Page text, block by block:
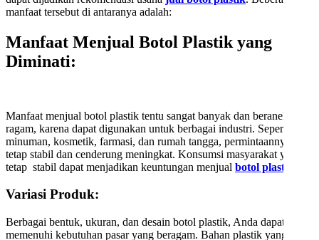
manfaat tersebut di antaranya adalah:
Manfaat Menjual Botol Plastik yang
Diminati:
Manfaat menjual botol plastik tentu sangat banyak dan beraneka
ragam, karena dapat digunakan untuk berbagai industri. Seperti
minuman, kosmetik, farmasi, dan rumah tangga, permintaannya
tetap stabil dan cenderung meningkat. Konsumsi masyarakat yang
tetap stabil dapat menjadikan keuntungan menjual botol plastik
Variasi Produk:
Berbagai bentuk, ukuran, dan desain botol plastik, Anda dapat
memenuhi kebutuhan pasar yang beragam. Bahan plastik yang